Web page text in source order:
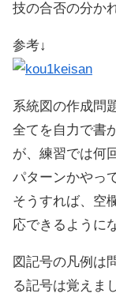
技の合否の分か
参考↓
系統図の作成問
全てを自力で書
が、練習では何
パターンかやっ
そうすれば、空
応できるように
図記号の凡例は
る記号は覚えま